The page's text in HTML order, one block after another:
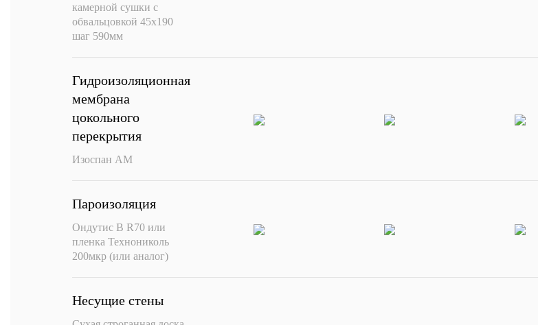
камерной сушки с
обвальцовкой 45х190
шаг 590мм
Гидроизоляционная
мембрана
цокольного
перекрытия
Изоспан АМ
Пароизоляция
Ондутис В R70 или
пленка Технониколь
200мкр (или аналог)
Несущие стены